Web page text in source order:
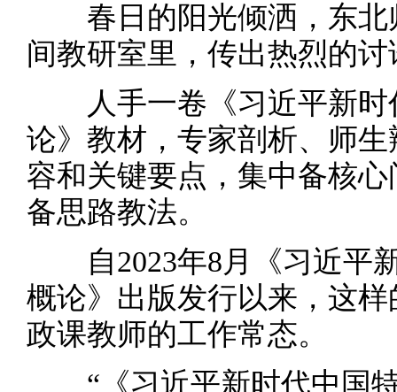
春日的阳光倾洒，东北
间教研室里，传出热烈的讨
人手一卷《习近平新时
论》教材，专家剖析、师
容和关键要点，集中备核
备思路教法。
自2023年8月《习近平
概论》出版发行以来，这
政课教师的工作常态。
“《习近平新时代中国特